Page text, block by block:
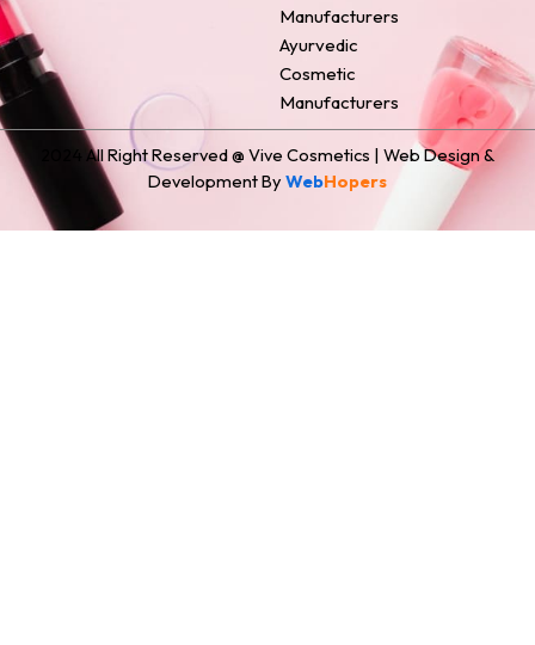
Manufacturers
Ayurvedic
Cosmetic
Manufacturers
2024 All Right Reserved @ Vive Cosmetics | Web Design &
Development By WebHopers